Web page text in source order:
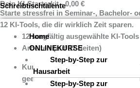
Zum
Inhalt
springen
Schreibtischtalente
Menü
Home
ONLINEKURSE
Step-by-Step zur
Hausarbeit
Step-by-Step zur
Dein KI-Starterkit - 0,00 €
Starte stressfrei in Seminar-, Bachelor-
12 KI-Tools, die dir wirklich Zeit sparen.
12 sorgfältig ausgewählte KI-Tools
Arbeiten (auf 17 Seiten)
Kurz & klar erklärt:
Was kann das
geeignet – worauf musst du